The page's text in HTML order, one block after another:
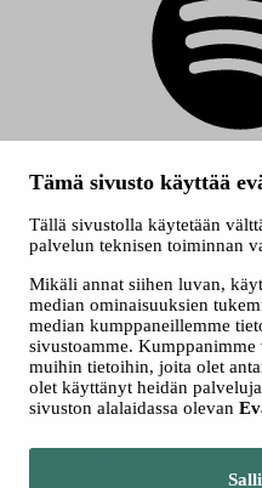
Tämä sivusto käyttää
Tällä sivustolla käytetään
palvelun teknisen toiminnan
Mikäli annat siihen luvan,
median ominaisuuksien
median kumppaneillemme
sivustoamme.
muihin tietoihin, joita olet
olet käyttänyt heidän
sivuston alalaidassa olevan
Kaikki oikeudet
Saavutettavuusseloste
Tietosuojaselosteet